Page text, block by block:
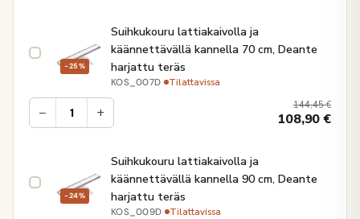
−25%
Suihkukouru lattiakaivolla ja
käännettävällä kannella 70 cm, Deante
harjattu teräs
KOS_007D· Tilattavissa
− + 144,45€
108,90€
−24%
Suihkukouru lattiakaivolla ja
käännettävällä kannella 90 cm, Deante
harjattu teräs
KOS_009D· Tilattavissa